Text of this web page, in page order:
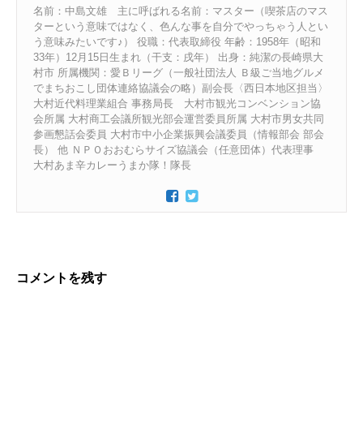
名前：中島文雄 主に呼ばれる名前：マスター（喫茶店のマス
ターという意味ではなく、色んな事を自分でやっちゃう人とい
う意味みたいです♪） 役職：代表取締役 年齢：1958年（昭和
33年）12月15日生まれ（干支：戌年） 出身：純潔の長崎県大
村市 所属機関：愛Ｂリーグ（一般社団法人 Ｂ級ご当地グルメ
でまちおこし団体連絡協議会の略）副会長〈西日本地区担当〉
大村近代料理業組合 事務局長 大村市観光コンベンション協
会所属 大村商工会議所観光部会運営委員所属 大村市男女共同
参画懇話会委員 大村市中小企業振興会議委員（情報部会 部会
長） 他 ＮＰＯおおむらサイズ協議会（任意団体）代表理事
大村あま辛カレーうまか隊！隊長
コメントを残す